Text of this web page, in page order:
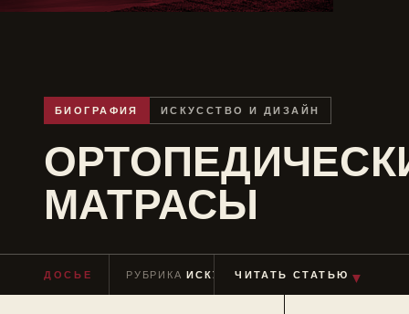
БИОГРАФИЯ ИСКУССТВО И ДИЗАЙН
МАТРАСЫ
ДОСЬЕ РУБРИКАИСКУССТВО И ДИЗАЙН
ЧИТАТЬ СТАТЬЮ ▼